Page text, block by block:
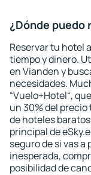
¿Dónde puedo
Reservar tu hotel
tiempo y dinero.
en Vianden y
necesidades.
“Vuelo+Hotel“,
un 30% del precio
de hoteles
principal de
seguro de si vas
inesperada,
posibilidad de